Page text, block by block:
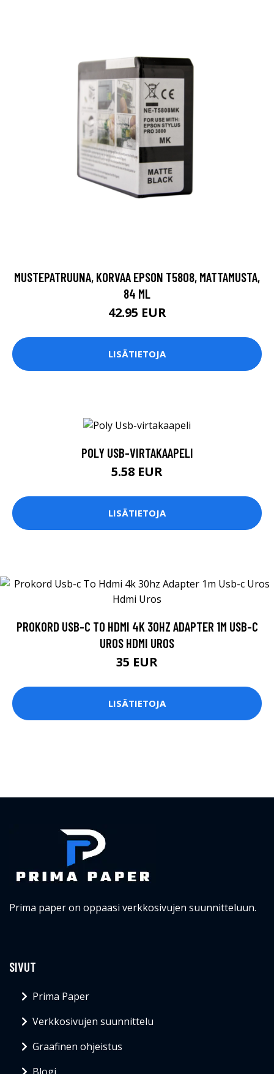
MUSTEPATRUUNA, KORVAA EPSON T5808, MATTAMUSTA,
84 ML
42.95 EUR
LISÄTIETOJA
POLY USB-VIRTAKAAPELI
5.58 EUR
LISÄTIETOJA
PROKORD USB-C TO HDMI 4K 30HZ ADAPTER 1M USB-C
UROS HDMI UROS
35 EUR
LISÄTIETOJA
Prima paper on oppaasi verkkosivujen suunnitteluun.
SIVUT
Prima Paper
Verkkosivujen suunnittelu
Graafinen ohjeistus